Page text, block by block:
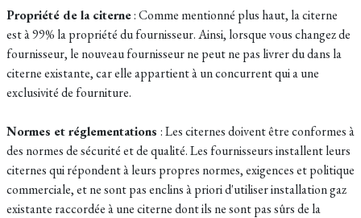
Propriété de la citerne: Comme mentionné plus haut, la citerne
est à 99% la propriété du fournisseur. Ainsi, lorsque vous changez de
fournisseur, le nouveau fournisseur ne peut ne pas livrer du dans la
citerne existante, car elle appartient à un concurrent qui a une
exclusivité de fourniture.
Normes et réglementations : Les citernes doivent être conformes à
des normes de sécurité et de qualité. Les fournisseurs installent leurs
citernes qui répondent à leurs propres normes, exigences et politique
commerciale, et ne sont pas enclins à priori d'utiliser installation gaz
existante raccordée à une citerne dont ils ne sont pas sûrs de la